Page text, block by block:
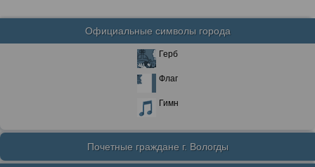
Официальные символы города
Герб
Флаг
Гимн
Почетные граждане г. Вологды